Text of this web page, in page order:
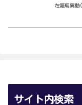
在籍馬異動
サイト内検索